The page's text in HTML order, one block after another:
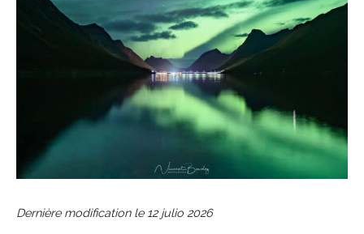
Dernière modification le 12 julio 2026